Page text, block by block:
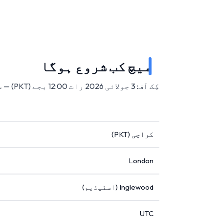
میچ کب شروع ہوگا
کِک آف: 3 جولائی 2026 رات 12:00 بجے (PKT) — سوفائی اسٹیڈیم، انگلووڈ، امریکہ میں۔
کراچی (PKT)
London
Inglewood (اسٹیڈیم)
UTC